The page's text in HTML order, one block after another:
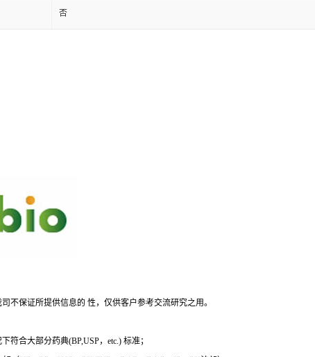
否
不保证所提供信息的 性，仅供客户参考交流研究之用。
符合大部分药典(BP,USP，etc.) 标准；